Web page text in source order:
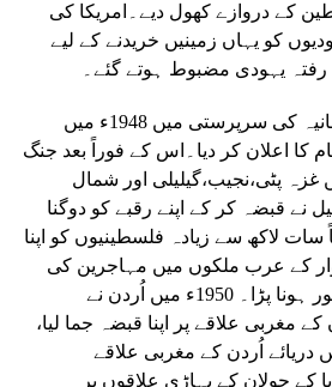
کے دروازے کھول دیے۔امریکا کی
کو یہاں زمینیں خریدنے کے لیے
رفتہ یہودی مضبوط ہوتے گئے۔
آخر کار یہودیوں نے برطانیہ کی سرپرستی میں 1948ء میں
کا اعلان کر دیا۔اس کے فوراً بعد جنگ
پٹی،نجیب،گیلیلی اور شمال
نے قبضہ کر کے اپنے رقبے کو دوگنا
تقریباً سات لاکھ سے زیادہ فلسطینیوں کو اپنا
کے عرب ملکوں میں مہاجرین کی
زندگی بسر کرنے پر مجبور ہونا پڑا۔ 1950ء میں اُردن نے
مغربی علاقے پر اپنا قبضہ جما لیا،
میں دریائے اُردن کے مغربی علاقے
کے جولان کے پہاڑی علاقوں پر